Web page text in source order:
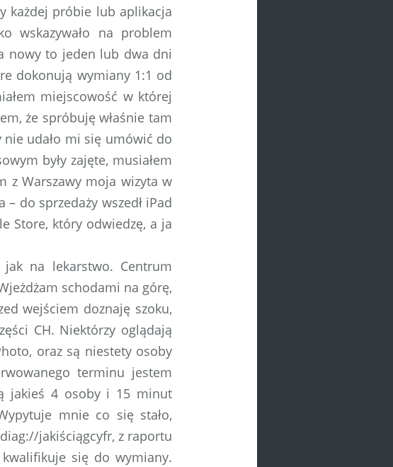
każdej próbie lub aplikacja
wskazywało na problem
nowy to jeden lub dwa dni
dokonują wymiany 1:1 od
miejscowość w której
że spróbuję właśnie tam
udało mi się umówić do
były zajęte, musiałem
z Warszawy moja wizyta w
do sprzedaży wszedł iPad
Store, który odwiedzę, a ja
na lekarstwo. Centrum
schodami na górę,
wejściem doznaję szoku,
CH. Niektórzy oglądają
oraz są niestety osoby
terminu jestem
jakieś 4 osoby i 15 minut
mnie co się stało,
jakiściągcyfr, z raportu
się do wymiany.